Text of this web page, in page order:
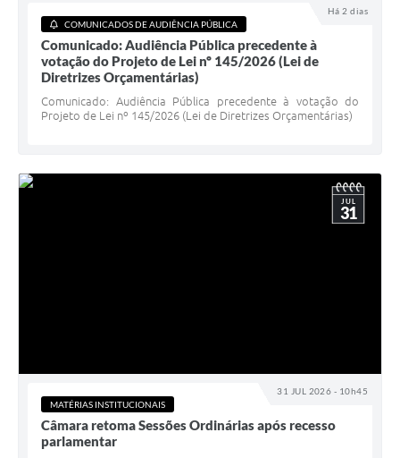
Há 2 dias
COMUNICADOS DE AUDIÊNCIA PÚBLICA
Comunicado: Audiência Pública precedente à
votação do Projeto de Lei nº 145/2026 (Lei de
Diretrizes Orçamentárias)
Comunicado: Audiência Pública precedente à votação do
Projeto de Lei nº 145/2026 (Lei de Diretrizes Orçamentárias)
31 JUL 2026 - 10h45
JUL
31
MATÉRIAS INSTITUCIONAIS
Câmara retoma Sessões Ordinárias após recesso
parlamentar